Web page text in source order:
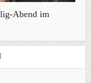
Abend im